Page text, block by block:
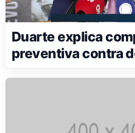
Duarte explica
preventiva contra